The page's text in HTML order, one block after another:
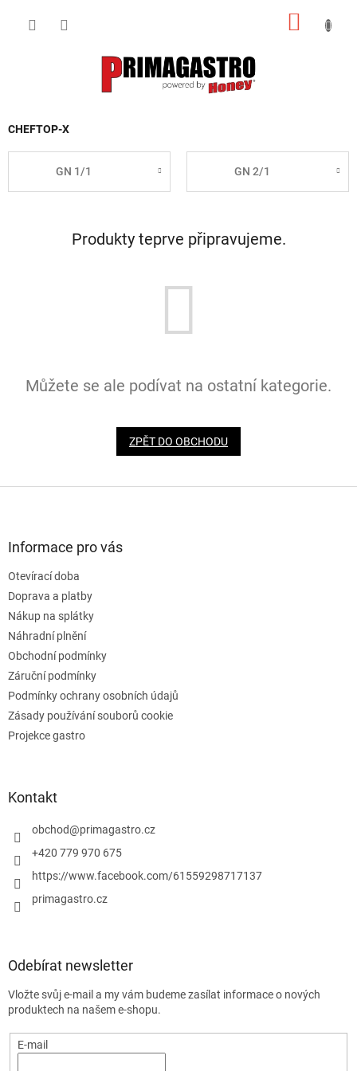
CHEFTOP-X
GN 1/1 GN 2/1
Produkty teprve připravujeme.
Můžete se ale podívat na ostatní kategorie.
ZPĚT DO OBCHODU
Informace pro vás
Otevírací doba
Doprava a platby
Nákup na splátky
Náhradní plnění
Obchodní podmínky
Záruční podmínky
Podmínky ochrany osobních údajů
Zásady používání souborů cookie
Projekce gastro
Kontakt
obchod@primagastro.cz
+420 779 970 675
https://www.facebook.com/61559298717137
primagastro.cz
Odebírat newsletter
Vložte svůj e-mail a my vám budeme zasílat informace o nových
produktech na našem e-shopu.
E-mail